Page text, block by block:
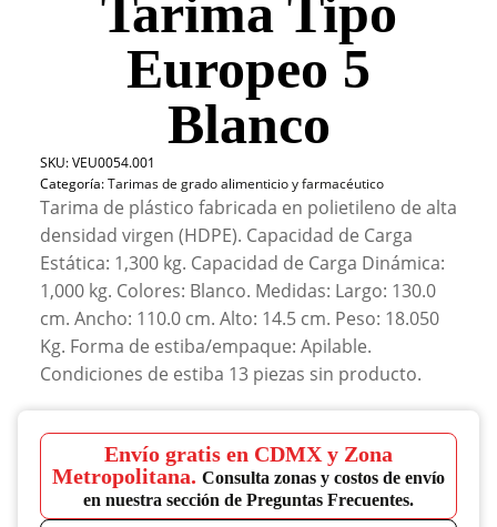
Tarima Tipo
Europeo 5
Blanco
SKU:VEU0054.001
Categoría:Tarimas de grado alimenticio y farmacéutico
Tarima de plástico fabricada en polietileno de alta
densidad virgen (HDPE). Capacidad de Carga
Estática: 1,300 kg. Capacidad de Carga Dinámica:
1,000 kg. Colores: Blanco. Medidas: Largo: 130.0
cm. Ancho: 110.0 cm. Alto: 14.5 cm. Peso: 18.050
Kg. Forma de estiba/empaque: Apilable.
Condiciones de estiba 13 piezas sin producto.
Envío gratis en CDMX y Zona
Metropolitana. Consulta zonas y costos de envío
en nuestra sección de Preguntas Frecuentes.